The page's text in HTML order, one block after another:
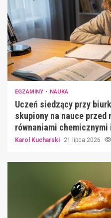
EGZAMINY NAUKA
Uczeń siedzący przy
skupiony na nauce
równaniami
Karol Kucharski 21 lipca 2026